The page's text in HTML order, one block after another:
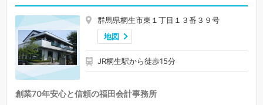
群馬県桐生市東１丁目１３番３９号
地図
JR桐生駅から徒歩15分
創業70年安心と信頼の福田会計事務所